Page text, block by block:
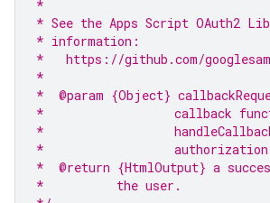
*
* See the Apps Script OAuth2
* information:
*   https://github.com/
*
*  @param {Object}
*                  callback
*
*                  authorization
*  @return {HtmlOutput} a
*          the user.